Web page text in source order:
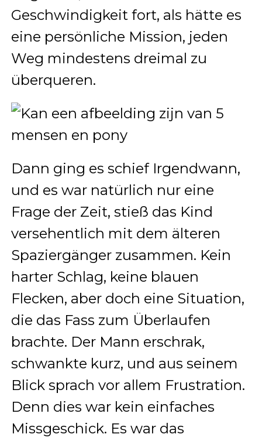
Geschwindigkeit fort, als hätte es
eine persönliche Mission, jeden
Weg mindestens dreimal zu
überqueren.
Dann ging es schief Irgendwann,
und es war natürlich nur eine
Frage der Zeit, stieß das Kind
versehentlich mit dem älteren
Spaziergänger zusammen. Kein
harter Schlag, keine blauen
Flecken, aber doch eine Situation,
die das Fass zum Überlaufen
brachte. Der Mann erschrak,
schwankte kurz, und aus seinem
Blick sprach vor allem Frustration.
Denn dies war kein einfaches
Missgeschick. Es war das